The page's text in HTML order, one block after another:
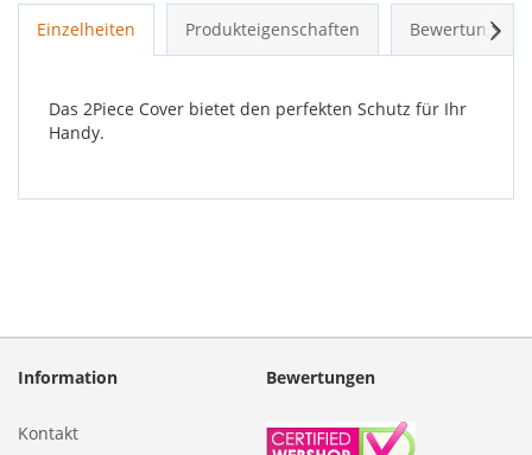
Einzelheiten Produkteigenschaften Bewertungen
Das 2Piece Cover bietet den perfekten Schutz für Ihr
Handy.
Information
Kontakt
Bewertungen